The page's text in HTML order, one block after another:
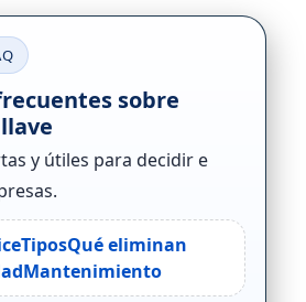
sobre
y útiles para decidir e
TiposQué eliminan
Mantenimiento